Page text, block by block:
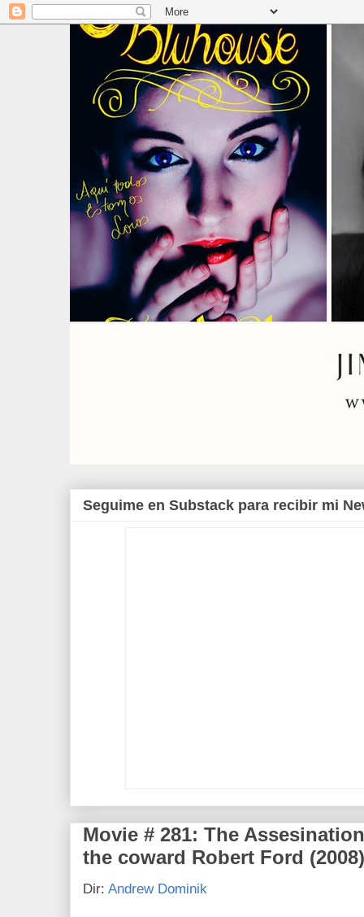
Seguime en Substack para recibir mi
Movie # 281: The
the coward Robert Ford (2008)
Dir: Andrew Dominik